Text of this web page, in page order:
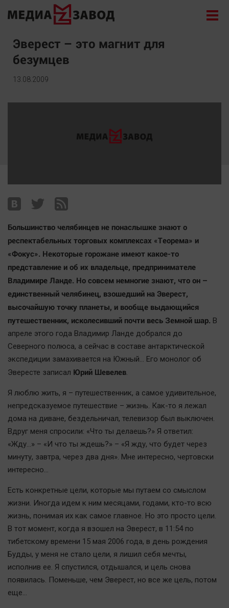
Новости
Экономика
Происшествия
Поиск
Наша победа
Общество
Политика
Экономика
Происшествия
Культура
Курилка
Мнения
Спорт
Технологии
Отраслевые темы
Hедвижимость
Образование
Медицина
Новости компаний
Прогулки по городу Ч
Эверест – это магнит для
безумцев
13.08.2009
Большинство челябинцев не понаслышке знают о
респектабельных торговых комплексах «Теорема» и
«Фокус». Некоторые горожане имеют какое-то
представление и об их владельце, предпринимателе
Владимире Ланде. Но совсем немногие знают, что он –
единственный челябинец, взошедший на Эверест,
высочайшую точку планеты, и вообще выдающийся
путешественник, исколесивший почти весь Земной шар. В
апреле этого года Владимир Ланде добрался до
Северного полюса, а сейчас в составе антарктической
экспедиции замахивается на Южный… Его монолог об
Эвересте записал Юрий Шевелев.
Я люблю жить, я – путешественник, а самое удивительное,
непредсказуемое путешествие – жизнь. Как-то я лежал
дома на диване, бездельничал, телевизор был выключен.
Вдруг меня спросили: «Что ты делаешь?» Я ответил:
«Жду…» – «И что ты ждешь?» – «Я жду, что будет через
минуту, завтра, через два дня». Мне интересно, чертовски
интересно…
Есть конкретные цели, которые мы путаем со смыслом
жизни. Иногда идем к ним месяцами, годами, кто-то всю
жизнь, понимая их как самое главное. Но это просто цели.
В тот момент, когда я взошел на Эверест, в 11:54 по
тибетскому времени 15 мая 2006 года, в день рождения
Будды, у меня не стало цели, я лишил себя мечты,
исполнив ее. Я спустился, отдышался, и цель снова
появилась. Поменьше, чем Эверест, но все же цель, потом
еще…